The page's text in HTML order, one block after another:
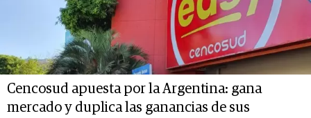
Cencosud apuesta por la Argentina: gana
mercado y duplica las ganancias de sus